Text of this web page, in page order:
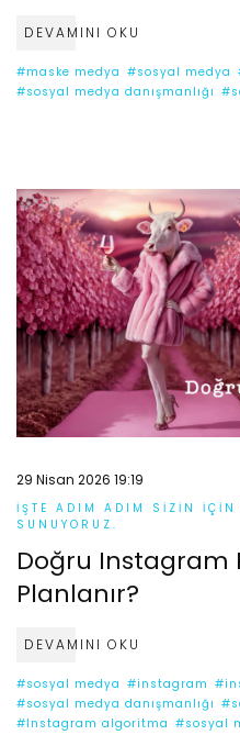
DEVAMINI OKU
#maske medya #sosyal medya
#sosyal medya danışmanlığı
29 Nisan 2026 19:19
İŞTE ADIM ADIM SIZIN IÇIN
SUNUYORUZ.
Doğru Instagram
Planlanır?
DEVAMINI OKU
#sosyal medya #instagram
#sosyal medya danışmanlığı
#Instagram algoritma #sosyal